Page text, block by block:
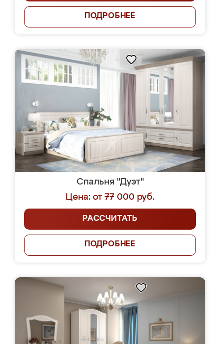
ПОДРОБНЕЕ
Спальня "Дуэт"
Цена: от 77 000 руб.
РАССЧИТАТЬ
ПОДРОБНЕЕ